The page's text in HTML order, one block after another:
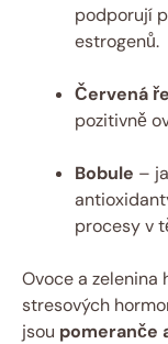
podporují
estrogenů.
Červená
pozitivně
Bobule –
procesy v
Ovoce a zelenina
stresových
jsou pomeranče